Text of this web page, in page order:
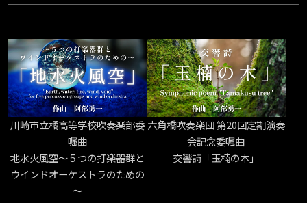
川崎市立橘高等学校吹奏楽部委
嘱曲
地水火風空～５つの打楽器群と
ウインドオーケストラのための
～
六角橋吹奏楽団 第20回定期演奏
会記念委嘱曲
交響詩「玉楠の木」